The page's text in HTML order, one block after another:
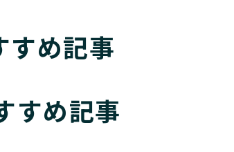
すめ記事
すめ記事